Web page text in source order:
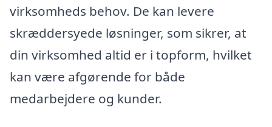
virksomheds behov. De kan levere
skræddersyede løsninger, som sikrer, at
din virksomhed altid er i topform, hvilket
kan være afgørende for både
medarbejdere og kunder.